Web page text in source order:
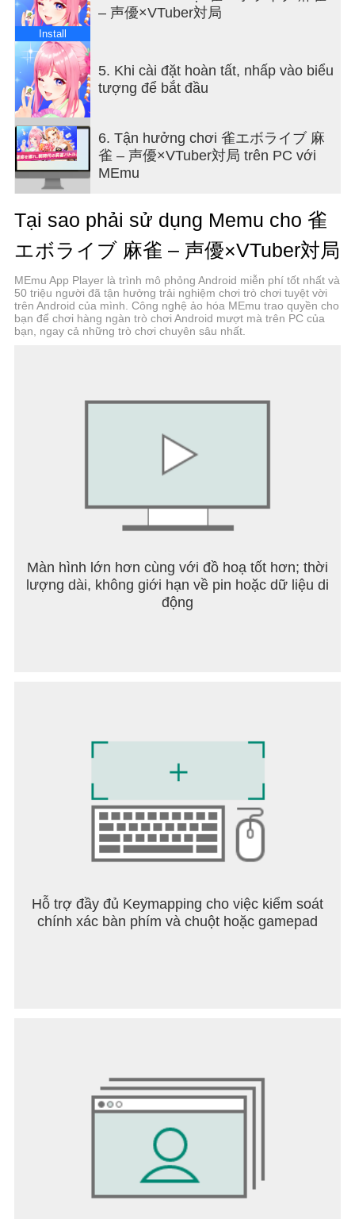
② Danh sách nhân vật độc đáo
Nói, lo lắng và vui mừng—
36 người chơi mạt chược xinh đẹp, được lồng
tiếng bởi dàn diễn viên lồng tiếng xuất sắc, sẽ tham
gia trận chiến.
Tìm một người chơi mạt chược để chơi cùng bạn.
◆ Dàn diễn viên lồng tiếng xuất sắc cũng sẽ tham
gia trận chiến!
Akari Kito, Ayana Taketatsu, Suzuko Mimori, Emi
Nitta, Satomi Akesaka, v.v.), hơn 200 VTuber sẽ
tham gia bình luận trực tiếp và các trận đấu ngay
khi ra mắt! Hãy tận hưởng trải nghiệm mạt chược
thú vị này cùng các nhân vật yêu thích của bạn!
◆ Bất kỳ ai cũng có thể tổ chức giải đấu
Các tính năng thiết lập luật chơi, phát trực tiếp và
◆ Hoạt động & Bộ sưu tập yêu thích
khóa hình ảnh, giọng nói và trang phục độc quyền.
◆Các tính năng hỗ trợ toàn diện cho người mới bắt
Bao gồm hướng dẫn đầy đủ cho người mới bắt
đầu, phát lại và các trận đấu CPU. Kiểm tra kỹ
năng mạt chược của bạn, ủng hộ nghệ sĩ yêu thích
và tổ chức các giải đấu — tất cả đều có trên "Jange
◆Trang web chính thức: https://jongevo.enish.com/
https://www.youtube.com/@janevolive
Install
– 声優×VTuber対局
5. Khi cài đặt hoàn tất, nhấp vào biểu
tượng để bắt đầu
6. Tận hưởng chơi 雀エボライブ 麻
雀 – 声優×VTuber対局 trên PC với
MEmu
Tại sao phải sử dụng Memu cho 雀
エボライブ 麻雀 – 声優×VTuber対局
MEmu App Player là trình mô phỏng Android miễn phí tốt nhất và
50 triệu người đã tận hưởng trải nghiệm chơi trò chơi tuyệt vời
trên Android của mình. Công nghệ ảo hóa MEmu trao quyền cho
bạn để chơi hàng ngàn trò chơi Android mượt mà trên PC của
bạn, ngay cả những trò chơi chuyên sâu nhất.
Màn hình lớn hơn cùng với đồ hoạ tốt hơn; thời
lượng dài, không giới hạn về pin hoặc dữ liệu di
động
Hỗ trợ đầy đủ Keymapping cho việc kiểm soát
chính xác bàn phím và chuột hoặc gamepad